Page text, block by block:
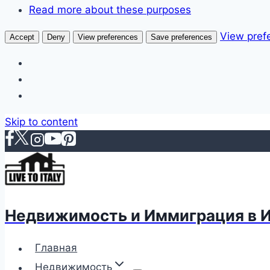
Read more about these purposes
Accept Deny View preferences Save preferences View
Skip to content
Недвижимость и Иммиграция в
Главная
Недвижимость